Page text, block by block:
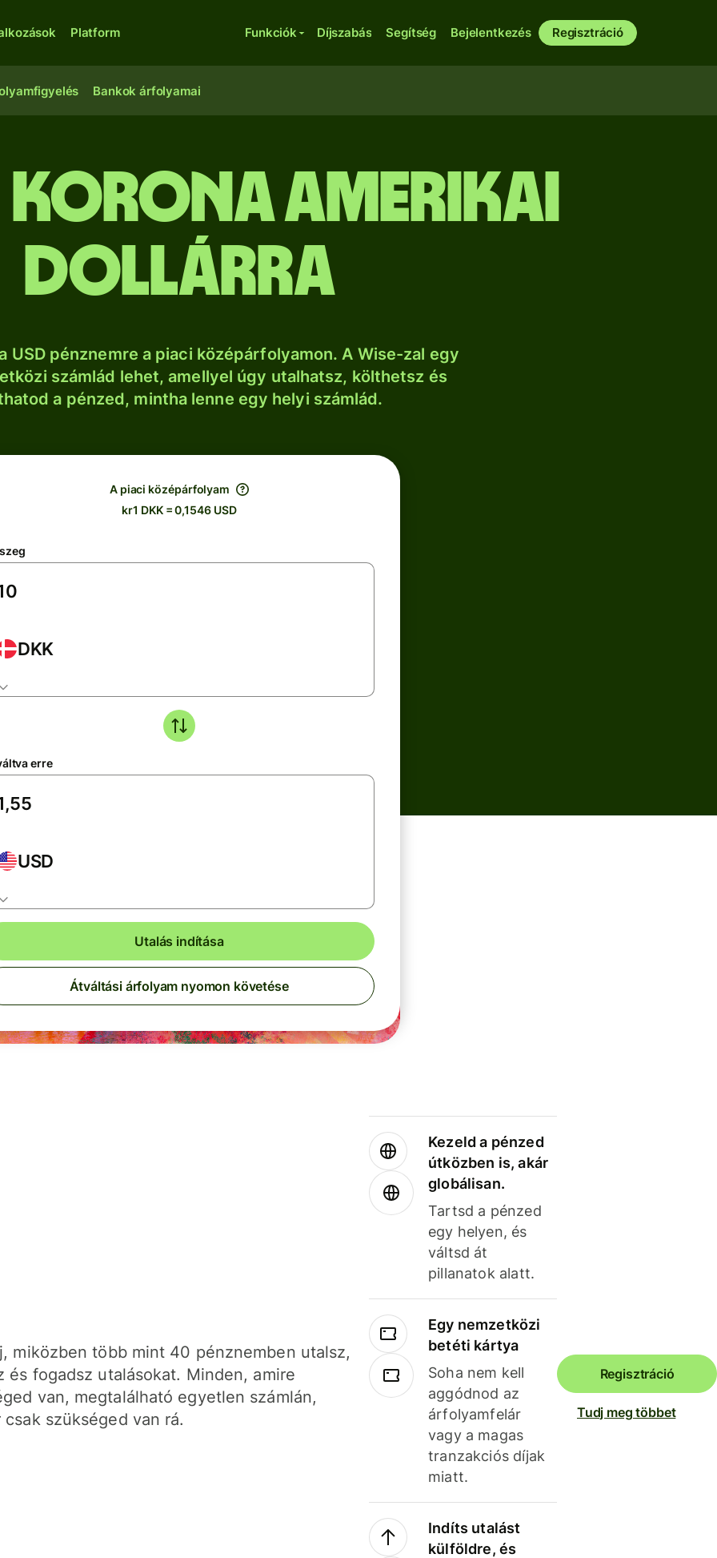
Platform Funkciók Díjszabás Segítség Bejelentkezés Regisztráció
Bankok árfolyamai
korona amerikai
dollárra
USD pénznemre a piaci középárfolyamon. A Wise-zal egy
számlád lehet, amellyel úgy utalhatsz, költhetsz és
a pénzed, mintha lenne egy helyi számlád.
A piaci középárfolyam
kr1 DKK = 0,1546 USD
DKK
erre
USD
Utalás indítása
Átváltási árfolyam nyomon követése
miközben több mint 40 pénznemben utalsz,
és fogadsz utalásokat. Minden, amire
van, megtalálható egyetlen számlán,
csak szükséged van rá.
Kezeld a pénzed
útközben is, akár
globálisan.
Tartsd a pénzed
egy helyen, és
váltsd át
pillanatok alatt.
Egy nemzetközi
betéti kártya
Soha nem kell
aggódnod az
árfolyamfelár
vagy a magas
tranzakciós díjak
miatt.
Indíts utalást
külföldre, és
Regisztráció
Tudj meg többet